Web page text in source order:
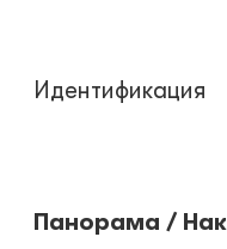
Идентификация
Панорама /